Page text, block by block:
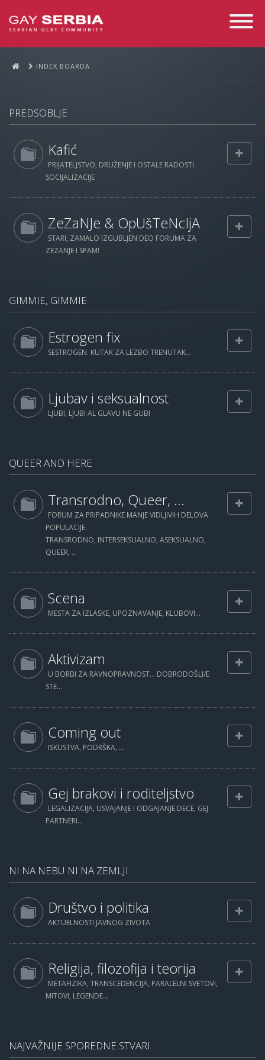
Toggle
INDEX BOARDA
PREDSOBLJE
Kafić
PRIJATELJSTVO, DRUŽENJE I OSTALE RADOSTI
SOCIJALIZACIJE
ZeZaNJe & OpUšTeNcIjA
STARI, ZAMALO IZGUBLJEN DEO FORUMA ZA
ZEZANJE I SPAM!
GIMMIE, GIMMIE
Estrogen fix
SESTROGEN. KUTAK ZA LEZBO TRENUTAK...
Ljubav i seksualnost
LJUBI, LJUBI AL GLAVU NE GUBI
QUEER AND HERE
Transrodno, Queer, ...
FORUM ZA PRIPADNIKE MANJE VIDLJIVIH DELOVA
POPULACIJE.
TRANSRODNO, INTERSEKSUALNO, ASEKSUALNO,
QUEER, ...
Scena
MESTA ZA IZLASKE, UPOZNAVANJE, KLUBOVI...
Aktivizam
U BORBI ZA RAVNOPRAVNOST... DOBRODOŠLI/E
STE...
Coming out
ISKUSTVA, PODRŠKA, ...
Gej brakovi i roditeljstvo
LEGALIZACIJA, USVAJANJE I ODGAJANJE DECE, GEJ
PARTNERI...
NI NA NEBU NI NA ZEMLJI
Društvo i politika
AKTUELNOSTI JAVNOG ZIVOTA
Religija, filozofija i teorija
METAFIZIKA, TRANSCEDENCIJA, PARALELNI SVETOVI,
MITOVI, LEGENDE...
NAJVAŽNIJE SPOREDNE STVARI